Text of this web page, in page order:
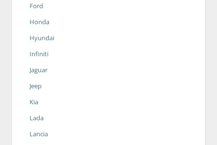
Ford
Honda
Hyundai
Infiniti
Jaguar
Jeep
Kia
Lada
Lancia